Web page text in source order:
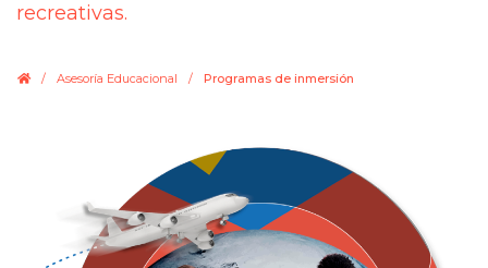
recreativas.
. / Asesoría Educacional / Programas de inmersión